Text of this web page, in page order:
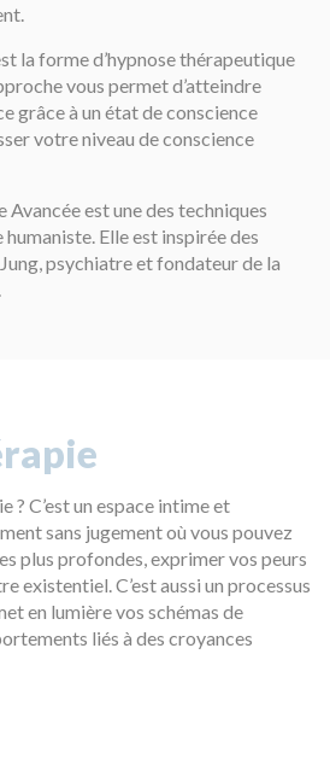
la forme d’hypnose thérapeutique
vous permet d’atteindre
grâce à un état de conscience
votre niveau de conscience
est une des techniques
Elle est inspirée des
psychiatre et fondateur de la
? C’est un espace intime et
sans jugement où vous pouvez
plus profondes, exprimer vos peurs
existentiel. C’est aussi un processus
en lumière vos schémas de
liés à des croyances